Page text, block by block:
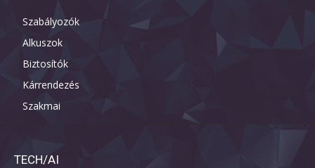
Szabályozók
Alkuszok
Biztosítók
Kárrendezés
Szakmai
TECH/AI